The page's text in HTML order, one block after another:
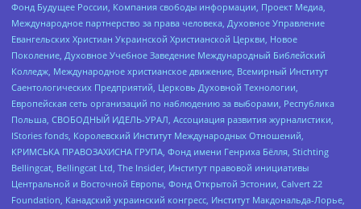
Фонд Будущее России, Компания свободы информации, Проект Медиа,
Международное партнерство за права человека, Духовное Управление
Евангельских Христиан Украинской Христианской Церкви, Новое
Поколение, Духовное Учебное Заведение Международный Библейский
Колледж, Международное христианское движение, Всемирный Институт
Саентологических Предприятий, Церковь Духовной Технологии,
Европейская сеть организаций по наблюдению за выборами, Республика
Польша, СВОБОДНЫЙ ИДЕЛЬ-УРАЛ, Ассоциация развития журналистики,
IStories fonds, Королевский Институт Международных Отношений,
КРИМСЬКА ПРАВОЗАХИСНА ГРУПА, Фонд имени Генриха Бёлля, Stichting
Bellingcat, Bellingcat Ltd, The Insider, Институт правовой инициативы
Центральной и Восточной Европы, Фонд Открытой Эстонии, Calvert 22
Foundation, Канадский украинский конгресс, Институт Макдональда-Лорье,